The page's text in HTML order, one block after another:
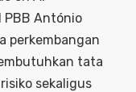
PBB António
perkembangan
tata
sekaligus